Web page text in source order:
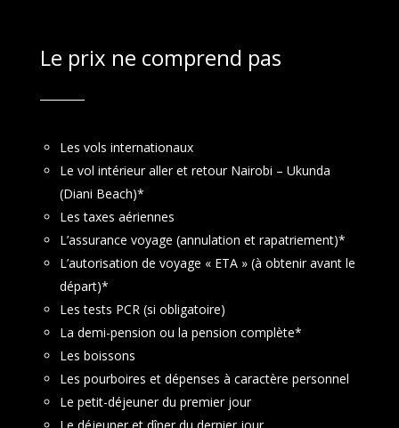
Le prix ne comprend pas
Les vols internationaux
Le vol intérieur aller et retour Nairobi – Ukunda
(Diani Beach)*
Les taxes aériennes
L’assurance voyage (annulation et rapatriement)*
L’autorisation de voyage « ETA » (à obtenir avant le
départ)*
Les tests PCR (si obligatoire)
La demi-pension ou la pension complète*
Les boissons
Les pourboires et dépenses à caractère personnel
Le petit-déjeuner du premier jour